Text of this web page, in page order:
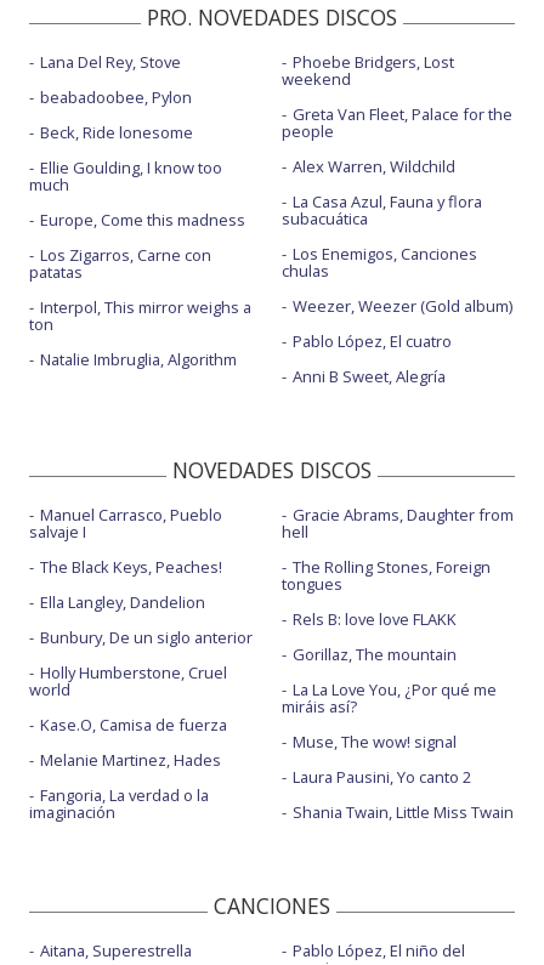
PRO. NOVEDADES DISCOS
Lana Del Rey, Stove
beabadoobee, Pylon
Beck, Ride lonesome
Ellie Goulding, I know too
much
Europe, Come this madness
Los Zigarros, Carne con
patatas
Interpol, This mirror weighs a
ton
Natalie Imbruglia, Algorithm
Phoebe Bridgers, Lost
weekend
Greta Van Fleet, Palace for the
people
Alex Warren, Wildchild
La Casa Azul, Fauna y flora
subacuática
Los Enemigos, Canciones
chulas
Weezer, Weezer (Gold album)
Pablo López, El cuatro
Anni B Sweet, Alegría
NOVEDADES DISCOS
Manuel Carrasco, Pueblo
salvaje I
The Black Keys, Peaches!
Ella Langley, Dandelion
Bunbury, De un siglo anterior
Holly Humberstone, Cruel
world
Kase.O, Camisa de fuerza
Melanie Martinez, Hades
Fangoria, La verdad o la
imaginación
Gracie Abrams, Daughter from
hell
The Rolling Stones, Foreign
tongues
Rels B: love love FLAKK
Gorillaz, The mountain
La La Love You, ¿Por qué me
miráis así?
Muse, The wow! signal
Laura Pausini, Yo canto 2
Shania Twain, Little Miss Twain
CANCIONES
Aitana, Superestrella Pablo López, El niño del